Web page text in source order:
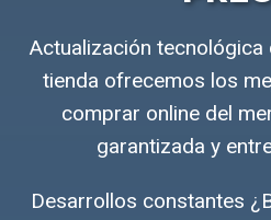
Actualización tecnológica
tienda ofrecemos los
comprar online del
garantizada y
Desarrollos constantes